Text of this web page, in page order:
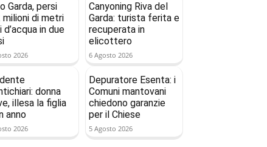
Garda, persi
milioni di metri
d’acqua in due
2026
Canyoning Riva del
Garda: turista ferita e
recuperata in
elicottero
6 Agosto 2026
donna
illesa la figlia
anno
2026
Depuratore Esenta: i
Comuni mantovani
chiedono garanzie
per il Chiese
5 Agosto 2026